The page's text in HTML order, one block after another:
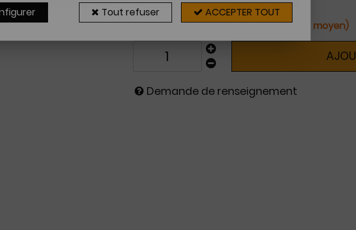
Sur commande
2 à 4 semaines (délai moyen)
Demande de renseignement
Tout refuser ACCEPTER TOUT